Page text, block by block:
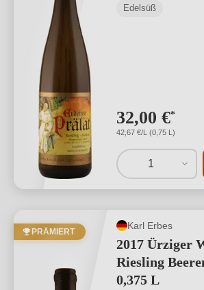
Edelsüß
32,00 €*
42,67 €/L (0,75 L)
1
PRÄMIERT
Karl Erbes
2017 Ürziger
Riesling
0,375 L